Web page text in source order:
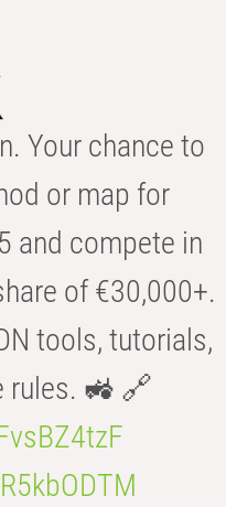
Your chance to
or map for
and compete in
of €30,000+.
tools, tutorials,
rules. 🚜 🔗